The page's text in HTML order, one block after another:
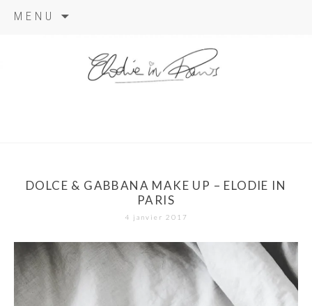
MENU
DOLCE & GABBANA MAKE UP – ELODIE IN
PARIS
4 janvier 2017